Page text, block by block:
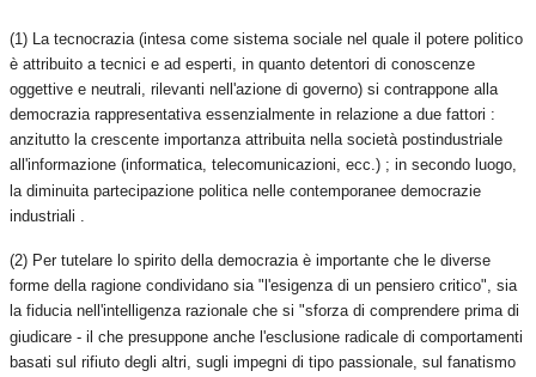
(1) La tecnocrazia (intesa come sistema sociale nel quale il potere politico
è attribuito a tecnici e ad esperti, in quanto detentori di conoscenze
oggettive e neutrali, rilevanti nell'azione di governo) si contrappone alla
democrazia rappresentativa essenzialmente in relazione a due fattori :
anzitutto la crescente importanza attribuita nella società postindustriale
all'informazione (informatica, telecomunicazioni, ecc.) ; in secondo luogo,
la diminuita partecipazione politica nelle contemporanee democrazie
industriali .
(2) Per tutelare lo spirito della democrazia è importante che le diverse
forme della ragione condividano sia "l'esigenza di un pensiero critico", sia
la fiducia nell'intelligenza razionale che si "sforza di comprendere prima di
giudicare - il che presuppone anche l'esclusione radicale di comportamenti
basati sul rifiuto degli altri, sugli impegni di tipo passionale, sul fanatismo